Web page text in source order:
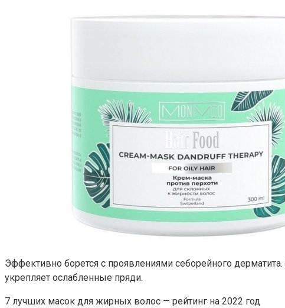
Эффективно борется с проявлениями себорейного
укрепляет ослабленные пряди.
7 лучших масок для жирных волос — рейтинг на 2022 год